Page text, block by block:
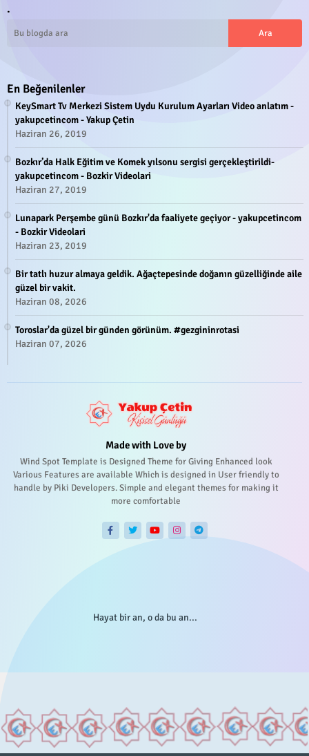
.
En Beğenilenler
KeySmart Tv Merkezi Sistem Uydu Kurulum Ayarları Video anlatım -
yakupcetincom - Yakup Çetin
Haziran 26, 2019
Bozkır’da Halk Eğitim ve Komek yılsonu sergisi gerçekleştirildi-
yakupcetincom - Bozkir Videolari
Haziran 27, 2019
Lunapark Perşembe günü Bozkır'da faaliyete geçiyor - yakupcetincom
- Bozkir Videolari
Haziran 23, 2019
Bir tatlı huzur almaya geldik. Ağaçtepesinde doğanın güzelliğinde aile
güzel bir vakit.
Haziran 08, 2026
Toroslar'da güzel bir günden görünüm. #gezgininrotasi
Haziran 07, 2026
Made with Love by
Wind Spot Template is Designed Theme for Giving Enhanced look
Various Features are available Which is designed in User friendly to
handle by Piki Developers. Simple and elegant themes for making it
more comfortable
Hayat bir an, o da bu an...